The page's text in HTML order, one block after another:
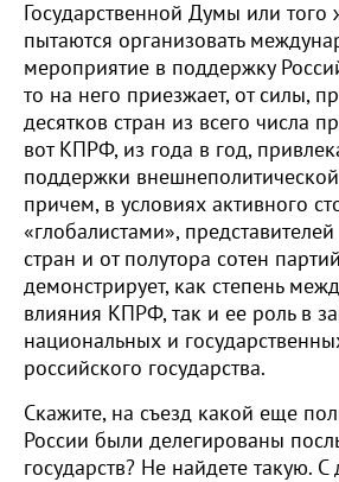
Государственной Думы или
пытаются организовать
мероприятие в поддержку
то на него приезжает, от силы,
десятков стран из всего числа
вот КПРФ, из года в год,
поддержки
причем, в условиях активного
«глобалистами»,
стран и от полутора сотен
демонстрирует, как степень
влияния КПРФ, так и ее роль в
национальных и
российского государства.
Скажите, на съезд какой еще
России были делегированы
государств? Не найдете такую.